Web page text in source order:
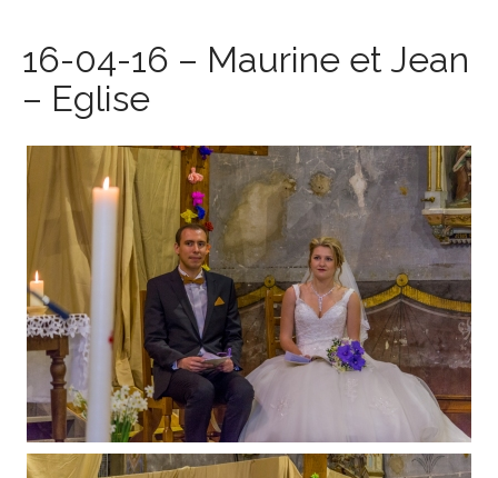
16-04-16 – Maurine et Jean
– Eglise